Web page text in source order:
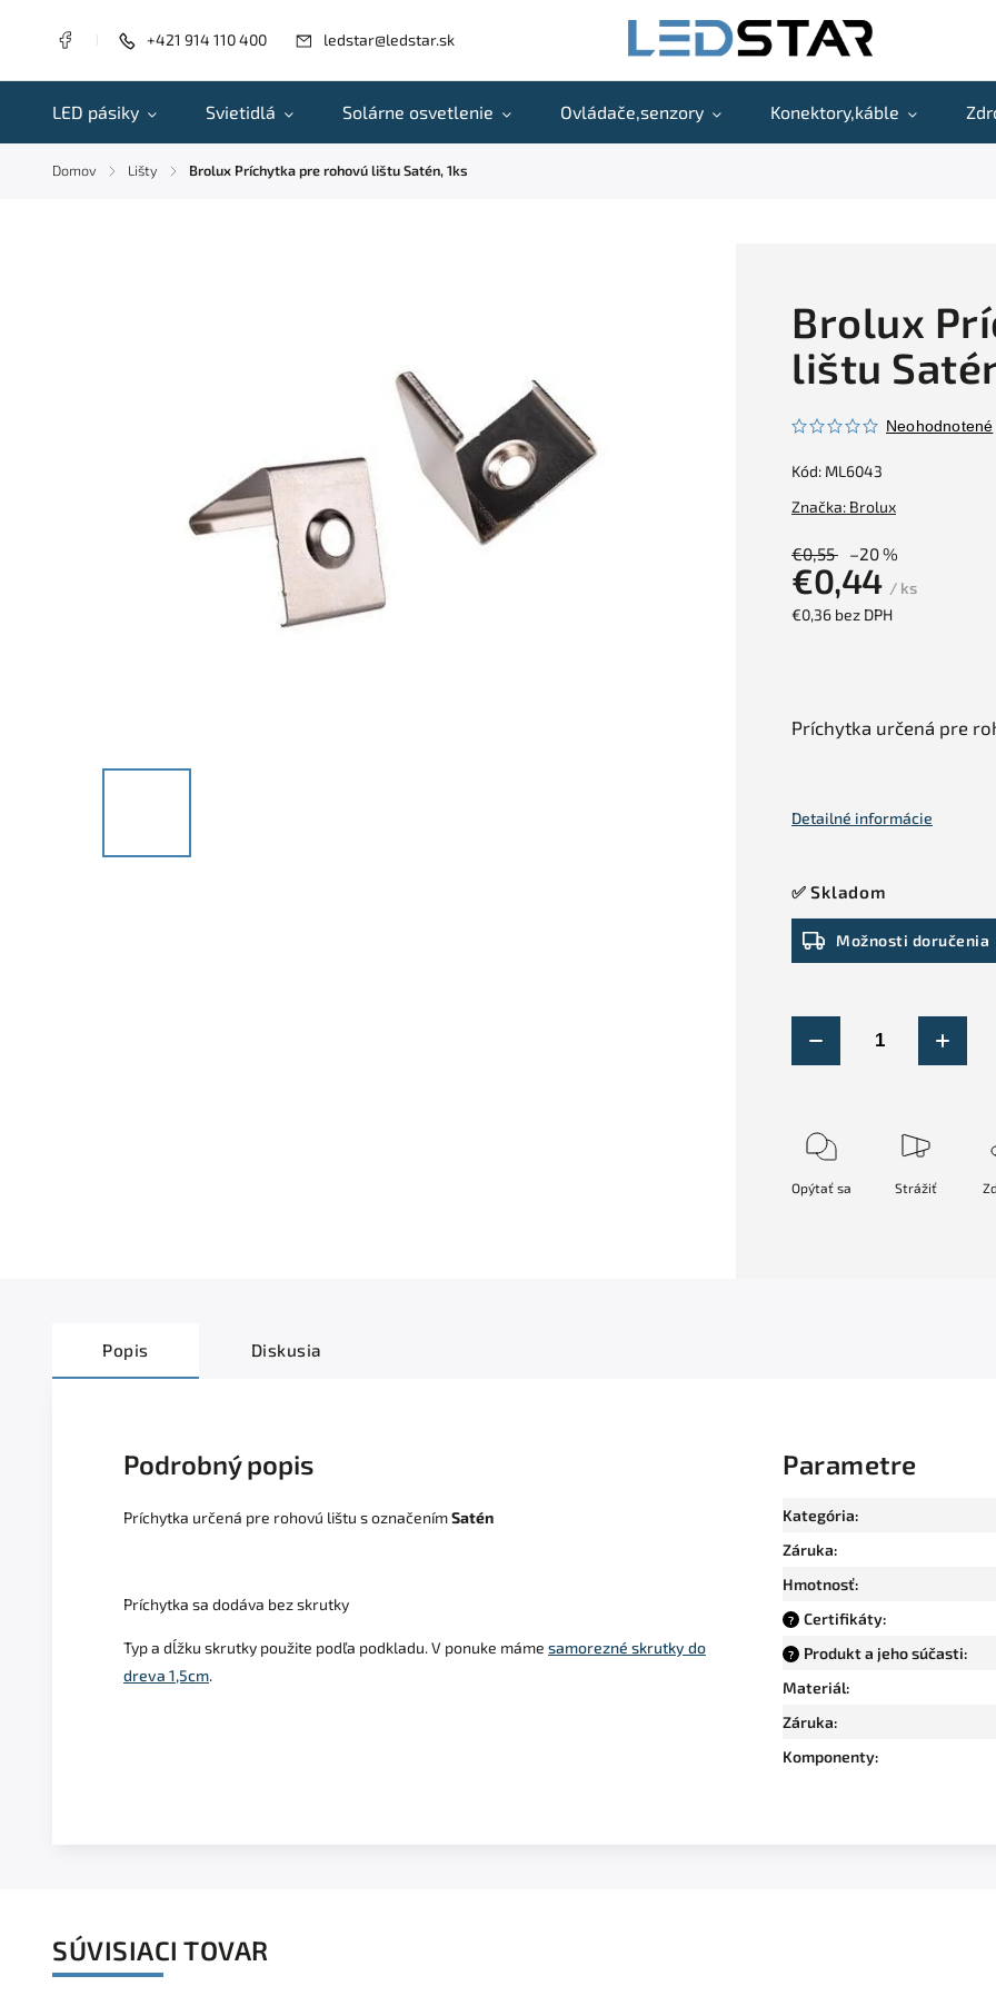
+421 914 110 400 ledstar@ledstar.sk
LED pásiky Svietidlá Solárne osvetlenie Ovládače,senzory Konektory,káble
Domov / Lišty / Brolux Príchytka pre rohovú lištu Satén, 1ks
Brolux
lištu
Neohodnotené
Kód: ML6043
Značka: Brolux
€0,55 –20 %
€0,44 / ks
€0,36 bez DPH
✅ Skladom
Možnosti doručenia
Príchytka určená pre
Detailné informácie
Opýtať sa Strážiť
Popis Diskusia
Podrobný popis
Príchytka určená pre rohovú lištu s označenímSatén
Príchytka sa dodáva bez skrutky
Typ a dĺžku skrutky použite podľa podkladu. V ponuke máme samorezné skrutky do
dreva 1,5cm.
Parametre
Kategória:
Záruka:
Hmotnosť:
? Certifikáty:
? Produkt a jeho súčasti:
Materiál:
Záruka:
Komponenty:
SÚVISIACI TOVAR